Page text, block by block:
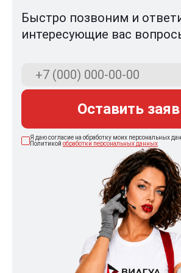
Быстро позвоним и
интересующие вас
Оставить
Я даю согласие на обработку моих персональных
Политикой обработки персональных данных